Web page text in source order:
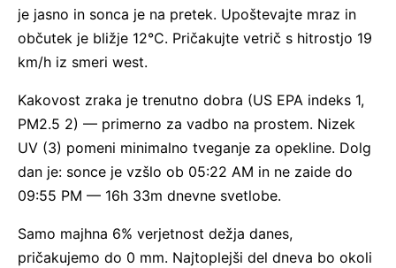
je jasno in sonca je na pretek. Upoštevajte mraz in
občutek je bližje 12°C. Pričakujte vetrič s hitrostjo 19
km/h iz smeri west.
Kakovost zraka je trenutno dobra (US EPA indeks 1,
PM2.5 2) — primerno za vadbo na prostem. Nizek
UV (3) pomeni minimalno tveganje za opekline. Dolg
dan je: sonce je vzšlo ob 05:22 AM in ne zaide do
09:55 PM — 16h 33m dnevne svetlobe.
Samo majhna 6% verjetnost dežja danes,
pričakujemo do 0 mm. Najtoplejši del dneva bo okoli